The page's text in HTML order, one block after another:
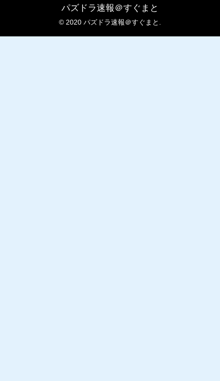
パズドラ速報＠すぐまと
© 2020 パズドラ速報＠すぐまと.